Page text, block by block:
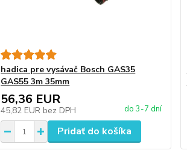
hadica pre vysávač Bosch GAS35
GAS55 3m 35mm
56,36 EUR
45,82 EUR bez DPH do 3-7 dní
Pridať do košíka